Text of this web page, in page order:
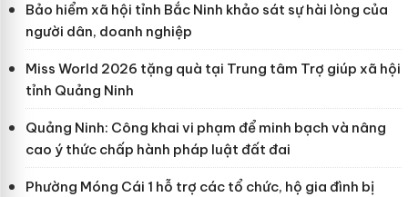
Bảo hiểm xã hội tỉnh Bắc Ninh khảo sát sự hài lòng của
người dân, doanh nghiệp
Miss World 2026 tặng quà tại Trung tâm Trợ giúp xã hội
tỉnh Quảng Ninh
Quảng Ninh: Công khai vi phạm để minh bạch và nâng
cao ý thức chấp hành pháp luật đất đai
Phường Móng Cái 1 hỗ trợ các tổ chức, hộ gia đình bị